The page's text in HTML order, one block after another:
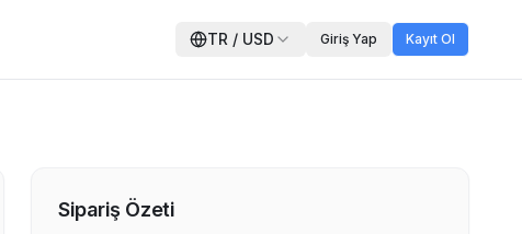
TR / USD Giriş Yap Kayıt Ol
Sipariş Özeti